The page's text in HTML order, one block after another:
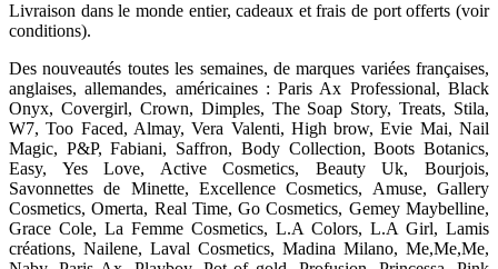
Livraison dans le monde entier, cadeaux et frais de port offerts (voir
conditions).
Des nouveautés toutes les semaines, de marques variées françaises,
anglaises, allemandes, américaines : Paris Ax Professional, Black
Onyx, Covergirl, Crown, Dimples, The Soap Story, Treats, Stila,
W7, Too Faced, Almay, Vera Valenti, High brow, Evie Mai, Nail
Magic, P&P, Fabiani, Saffron, Body Collection, Boots Botanics,
Easy, Yes Love, Active Cosmetics, Beauty Uk, Bourjois,
Savonnettes de Minette, Excellence Cosmetics, Amuse, Gallery
Cosmetics, Omerta, Real Time, Go Cosmetics, Gemey Maybelline,
Grace Cole, La Femme Cosmetics, L.A Colors, L.A Girl, Lamis
créations, Nailene, Laval Cosmetics, Madina Milano, Me,Me,Me,